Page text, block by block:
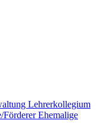
Lehrerkollegium
FördererEhemalige